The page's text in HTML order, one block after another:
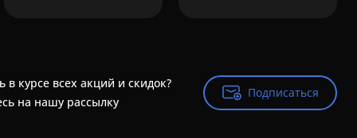
в курсе всех акций и скидок?
на нашу рассылку
Подписаться
Подписаться